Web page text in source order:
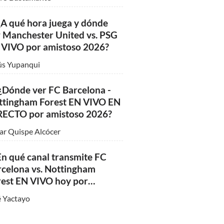
con premio mayor de $70 millones
qué hora juega y dónde
United vs. PSG
VIVO por amistoso 2026?
Yupanqui
ver FC Barcelona -
Forest EN VIVO EN
por amistoso 2026?
Quispe Alcócer
qué canal transmite FC
vs. Nottingham
EN VIVO hoy por
Yactayo